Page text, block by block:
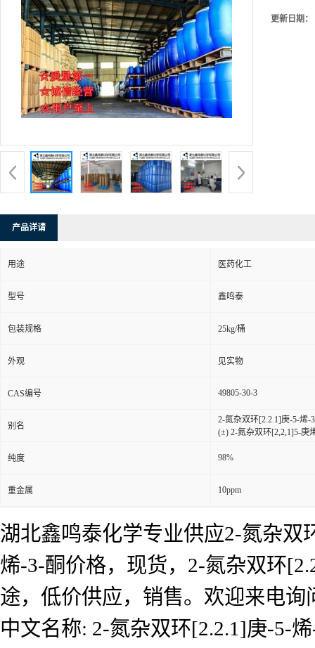
更新日期：
产品详请
用途 医药化工
型号 鑫鸣泰
包装规格 25kg/桶
外观 见实物
CAS编号 49805-30-3
别名
2-氮杂双环[2.2.1]庚-5-烯-
(±) 2-氮杂双环[2,2,1]5-庚
纯度 98%
重金属 10ppm
湖北鑫鸣泰化学专业供应2-氮杂双
烯-3-酮价格，现货，2-氮杂双环
途，低价供应，销售。欢迎来电
中文名称: 2-氮杂双环[2.2.1]庚-5-